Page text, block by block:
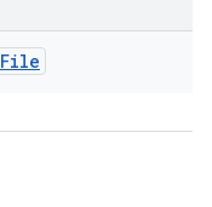
File